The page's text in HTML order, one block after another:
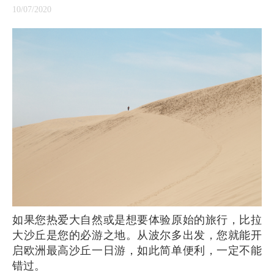
10/07/2020
如果您热爱大自然或是想要体验原始的旅行，比拉
大沙丘是您的必游之地。从波尔多出发，您就能开
启欧洲最高沙丘一日游，如此简单便利，一定不能
错过。